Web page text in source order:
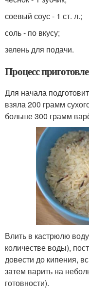
соевый соус - 1 ст. л.;
соль - по вкусу;
зелень для подачи.
Процесс
Для начала
взяла 200 грамм
больше 300 грамм
Влить в кастрюлю
количестве воды),
довести до кипения,
затем варить на
готовности).